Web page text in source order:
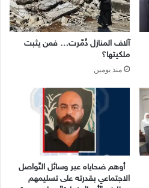
آلاف المنازل دُمّرت… فمن يثبت
ملكيتها؟
منذ يومين
أوهم ضحاياه عبر وسائل التّواصل
الاجتماعي بقدرته على تسليمهم